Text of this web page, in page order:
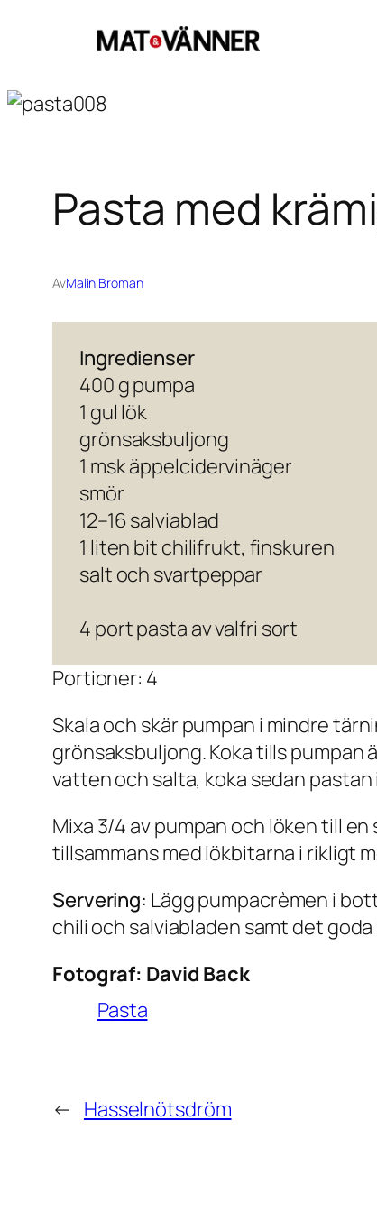
Pasta med
AvMalin Broman
Ingredienser
400 g pumpa
1 gul lök
grönsaksbuljong
1 msk äppelcidervinäger
smör
12–16 salviablad
1 liten bit chilifrukt, finskuren
salt och svartpeppar
4 port pasta av valfri sort
Portioner: 4
Skala och skär pumpan i mindre
grönsaksbuljong. Koka tills pumpan
vatten och salta, koka sedan
Mixa 3/4 av pumpan och löken till
tillsammans med lökbitarna i rikligt
Servering: Lägg pumpacrèmen i
chili och salviabladen samt det
Fotograf: David Back
Pasta
← Hasselnötsdröm